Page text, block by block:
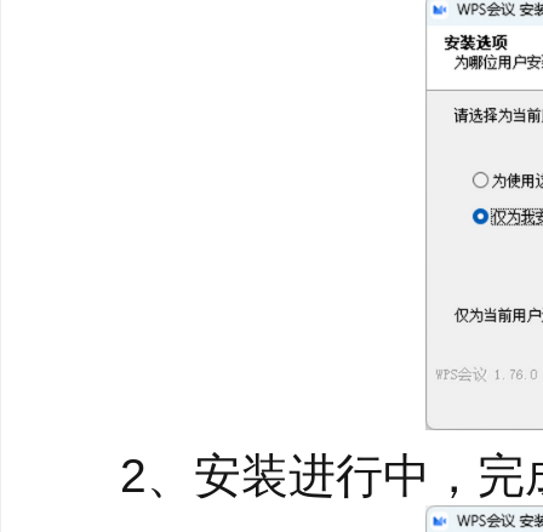
支持暗光增强提供
为用户提供有声有色
仅支持实名验证用
音视频传输加密，
2、安装进行中，完